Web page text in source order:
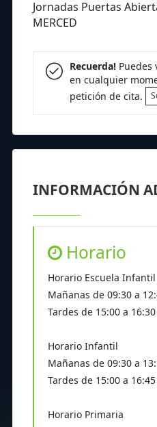
Jornadas Puertas
MERCED
Recuerda!Puedes
en cualquier
petición de cita.
INFORMACIÓN
Horario
Horario Escuela Infantil
Mañanas de 09:30 a
Tardes de 15:00 a 16:30
Horario Infantil
Mañanas de 09:30 a
Tardes de 15:00 a 16:45
Horario Primaria